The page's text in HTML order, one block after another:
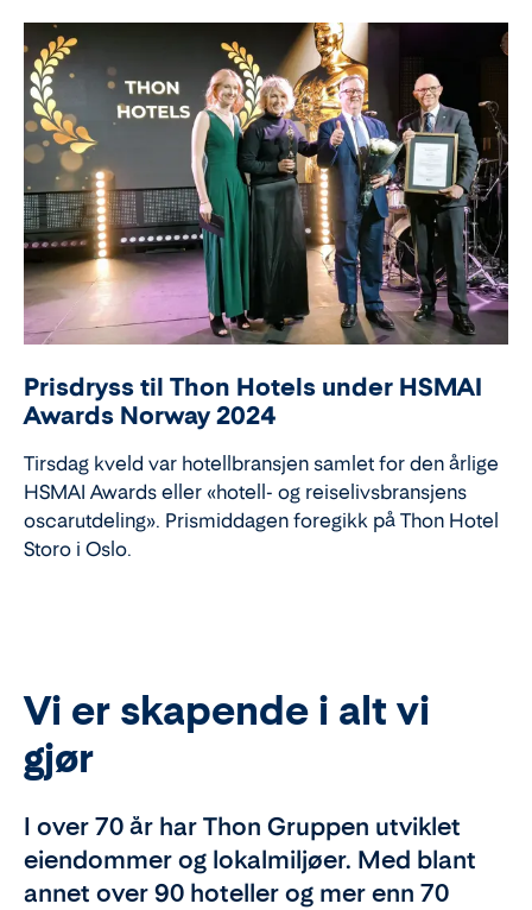
Prisdryss til Thon Hotels under HSMAI
Awards Norway 2024
Tirsdag kveld var hotellbransjen samlet for den årlige
HSMAI Awards eller «hotell- og reiselivsbransjens
oscarutdeling». Prismiddagen foregikk på Thon Hotel
Storo i Oslo.
Vi er skapende i alt vi
gjør
I over 70 år har Thon Gruppen utviklet
eiendommer og lokalmiljøer. Med blant
annet over 90 hoteller og mer enn 70